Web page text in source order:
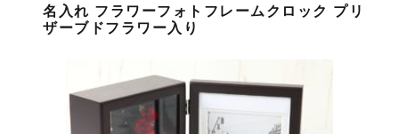
名入れ フラワーフォトフレームクロック プリ
ザーブドフラワー入り